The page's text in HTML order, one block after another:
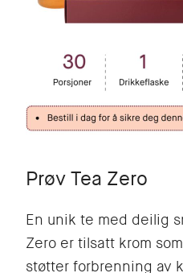
Prøv Tea Zero
En unik te med deilig
Zero er tilsatt krom
støtter forbrenning av